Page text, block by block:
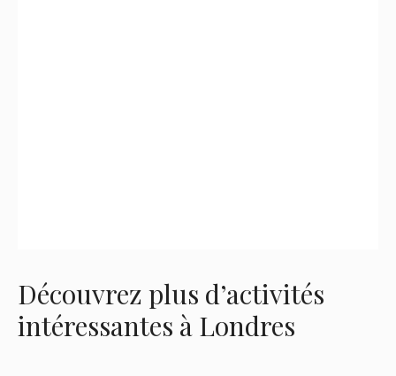
Découvrez plus d’activités
intéressantes à Londres